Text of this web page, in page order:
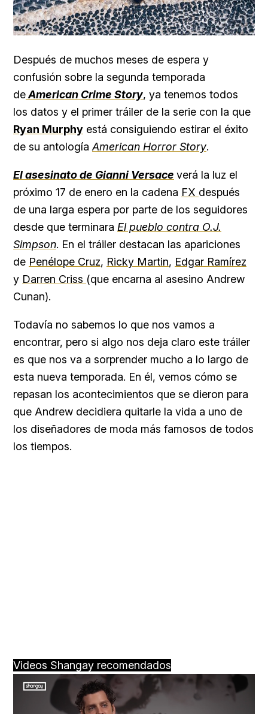
Después de muchos meses de espera y
confusión sobre la segunda temporada
deAmerican Crime Story, ya tenemos todos
los datos y el primer tráiler de la serie con la que
Ryan Murphy está consiguiendo estirar el éxito
de su antología American Horror Story.
El asesinato de Gianni Versace verá la luz el
próximo 17 de enero en la cadena FX después
de una larga espera por parte de los seguidores
desde que terminara El pueblo contra O.J.
Simpson. En el tráiler destacan las apariciones
de Penélope Cruz, Ricky Martin, Edgar Ramírez
y Darren Criss (que encarna al asesino Andrew
Cunan).
Todavía no sabemos lo que nos vamos a
encontrar, pero si algo nos deja claro este tráiler
es que nos va a sorprender mucho a lo largo de
esta nueva temporada. En él, vemos cómo se
repasan los acontecimientos que se dieron para
que Andrew decidiera quitarle la vida a uno de
los diseñadores de moda más famosos de todos
los tiempos.
Videos Shangay recomendados